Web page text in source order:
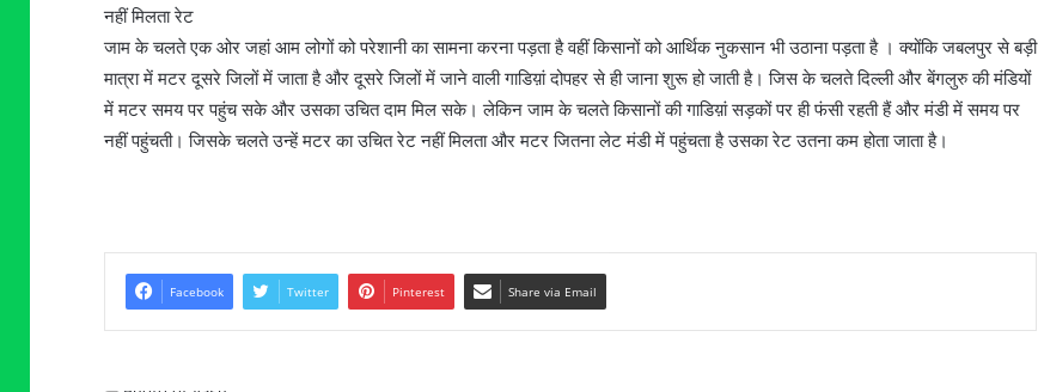
नहीं मिलता रेट
जाम के चलते एक ओर जहां आम लोगों को परेशानी का सामना करना पड़ता है वहीं किसानों को आर्थिक नुकसान भी उठाना पड़ता है । क्योंकि जबलपुर से बड़ी
मात्रा में मटर दूसरे जिलों में जाता है और दूसरे जिलों में जाने वाली गाडिय़ां दोपहर से ही जाना शुरू हो जाती है। जिस के चलते दिल्ली और बेंगलुरु की मंडियों
में मटर समय पर पहुंच सके और उसका उचित दाम मिल सके। लेकिन जाम के चलते किसानों की गाडिय़ां सड़कों पर ही फंसी रहती हैं और मंडी में समय पर
नहीं पहुंचती। जिसके चलते उन्हें मटर का उचित रेट नहीं मिलता और मटर जितना लेट मंडी में पहुंचता है उसका रेट उतना कम होता जाता है।
Facebook Twitter Pinterest Share via Email